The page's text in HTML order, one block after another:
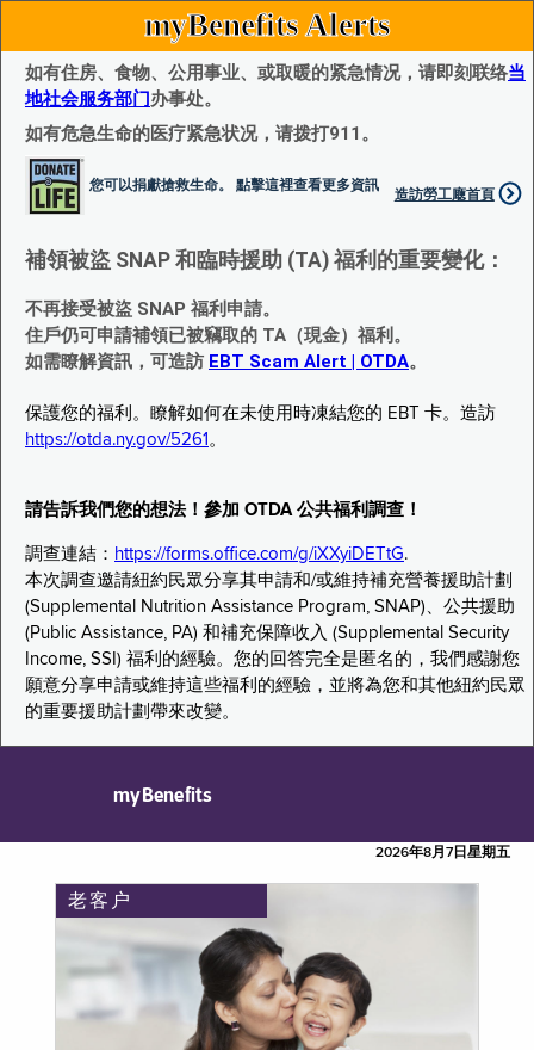
myBenefits Alerts
如有住房、食物、公用事业、或取暖的紧急情况，请即刻联络当
地社会服务部门办事处。
如有危急生命的医疗紧急状况，请拨打911。
您可以捐獻搶救生命。 點擊這裡查看更多資訊
造訪勞工廰首頁
補領被盜 SNAP 和臨時援助 (TA) 福利的重要變化：
不再接受被盜 SNAP 福利申請。
住戶仍可申請補領已被竊取的 TA（現金）福利。
如需瞭解資訊，可造訪 EBT Scam Alert | OTDA。
保護您的福利。瞭解如何在未使用時凍結您的 EBT 卡。造訪
https://otda.ny.gov/5261 。
請告訴我們您的想法！參加 OTDA 公共福利調查！
調查連結： https://forms.office.com/g/iXXyiDETtG.
本次調查邀請紐約民眾分享其申請和/或維持補充營養援助計劃
(Supplemental Nutrition Assistance Program, SNAP)、公共援助
(Public Assistance, PA) 和補充保障收入 (Supplemental Security
Income, SSI) 福利的經驗。您的回答完全是匿名的，我們感謝您
願意分享申請或維持這些福利的經驗，並將為您和其他紐約民眾
的重要援助計劃帶來改變。
myBenefits
2026年8月7日星期五
老客户